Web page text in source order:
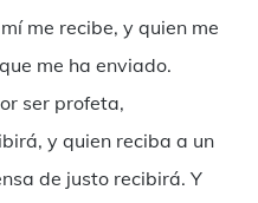
me recibe, y quien me
me ha enviado.
ser profeta,
y quien reciba a un
de justo recibirá. Y